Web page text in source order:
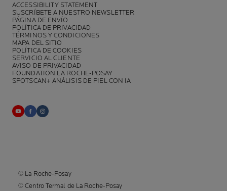
ACCESSIBILITY STATEMENT
SUSCRÍBETE A NUESTRO NEWSLETTER
PÁGINA DE ENVÍO
POLÍTICA DE PRIVACIDAD
TÉRMINOS Y CONDICIONES
MAPA DEL SITIO
POLÍTICA DE COOKIES
SERVICIO AL CLIENTE
AVISO DE PRIVACIDAD
FOUNDATION LA ROCHE-POSAY
SPOTSCAN+ ANÁLISIS DE PIEL CON IA
© La Roche-Posay
© Centro Termal de La Roche-Posay